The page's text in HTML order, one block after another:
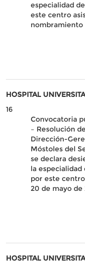
especialidad
este centro
nombramiento
HOSPITAL
16
Convocatoria
– Resolución
Dirección-
Móstoles del
se declara
la
por este
20 de mayo de
HOSPITAL